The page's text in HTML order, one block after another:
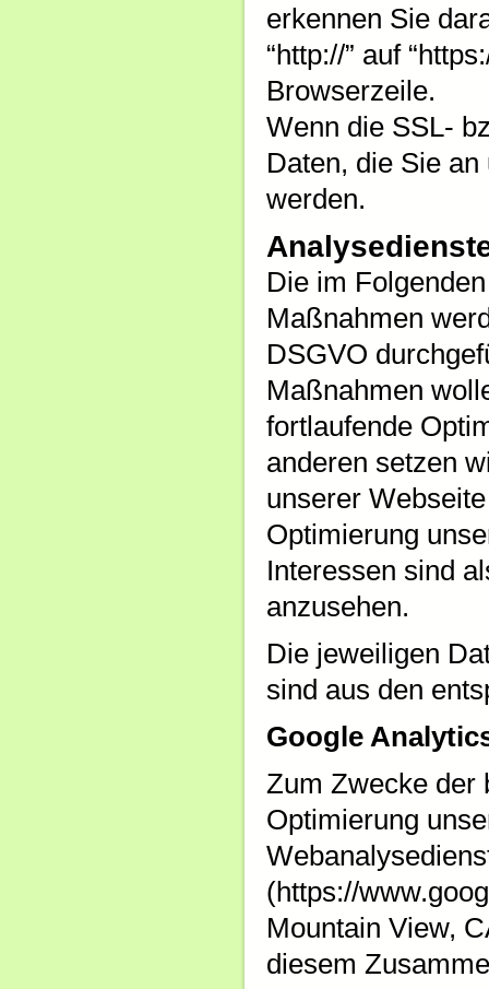
erkennen Sie
“http://” auf
Browserzeile.
Wenn die SSL-
Daten, die Sie
werden.
Die im
Maßnahmen
DSGVO
Maßnahmen
fortlaufende
anderen setzen
unserer
Optimierung
Interessen sind
anzusehen.
Die jeweiligen
sind aus den
Google
Zum Zwecke der
Optimierung
(https://
Mountain View,
diesem